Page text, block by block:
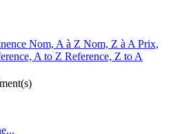
Nom, A à Z Nom, Z à A Prix,
A to Z Reference, Z to A